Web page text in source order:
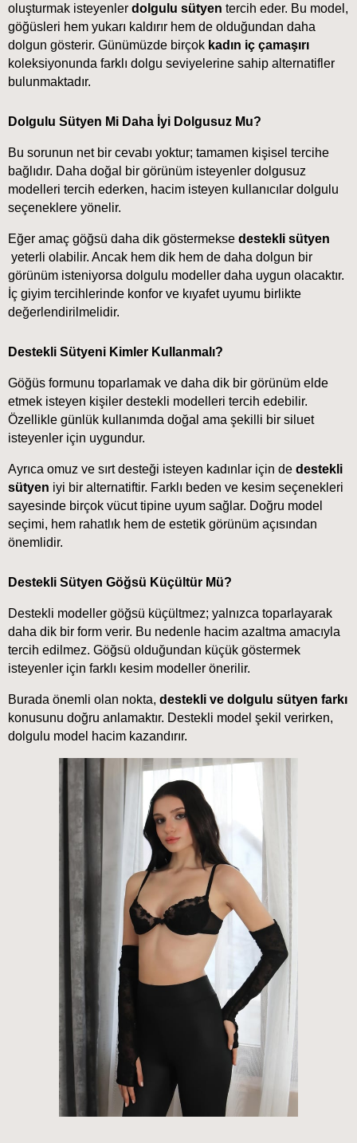
oluşturmak isteyenler dolgulu sütyen tercih eder. Bu model,
göğüsleri hem yukarı kaldırır hem de olduğundan daha
dolgun gösterir. Günümüzde birçok kadın iç çamaşırı
koleksiyonunda farklı dolgu seviyelerine sahip alternatifler
bulunmaktadır.
Dolgulu Sütyen Mi Daha İyi Dolgusuz Mu?
Bu sorunun net bir cevabı yoktur; tamamen kişisel tercihe
bağlıdır. Daha doğal bir görünüm isteyenler dolgusuz
modelleri tercih ederken, hacim isteyen kullanıcılar dolgulu
seçeneklere yönelir.
Eğer amaç göğsü daha dik göstermekse destekli sütyen
yeterli olabilir. Ancak hem dik hem de daha dolgun bir
görünüm isteniyorsa dolgulu modeller daha uygun olacaktır.
İç giyim tercihlerinde konfor ve kıyafet uyumu birlikte
değerlendirilmelidir.
Destekli Sütyeni Kimler Kullanmalı?
Göğüs formunu toparlamak ve daha dik bir görünüm elde
etmek isteyen kişiler destekli modelleri tercih edebilir.
Özellikle günlük kullanımda doğal ama şekilli bir siluet
isteyenler için uygundur.
Ayrıca omuz ve sırt desteği isteyen kadınlar için de destekli
sütyen iyi bir alternatiftir. Farklı beden ve kesim seçenekleri
sayesinde birçok vücut tipine uyum sağlar. Doğru model
seçimi, hem rahatlık hem de estetik görünüm açısından
önemlidir.
Destekli Sütyen Göğsü Küçültür Mü?
Destekli modeller göğsü küçültmez; yalnızca toparlayarak
daha dik bir form verir. Bu nedenle hacim azaltma amacıyla
tercih edilmez. Göğsü olduğundan küçük göstermek
isteyenler için farklı kesim modeller önerilir.
Burada önemli olan nokta, destekli ve dolgulu sütyen farkı
konusunu doğru anlamaktır. Destekli model şekil verirken,
dolgulu model hacim kazandırır.